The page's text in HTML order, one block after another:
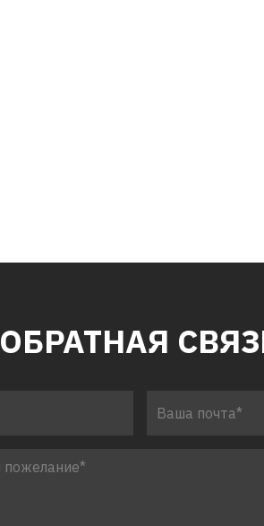
ОБРАТНАЯ